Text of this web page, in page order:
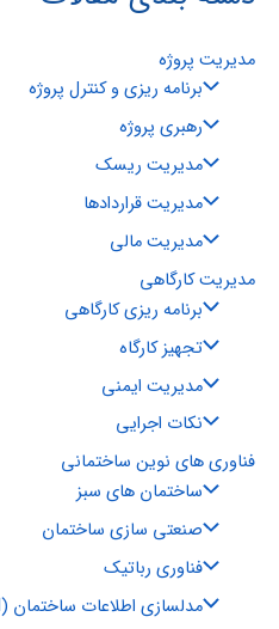
مدیریت پروژه
برنامه ریزی و کنترل پروژه
رهبری پروژه
مدیریت ریسک
مدیریت قراردادها
مدیریت مالی
مدیریت کارگاهی
برنامه ریزی کارگاهی
تجهیز کارگاه
مدیریت ایمنی
نکات اجرایی
فناوری های نوین ساختمانی
ساختمان های سبز
صنعتی سازی ساختمان
فناوری رباتیک
مدلسازی اطلاعات ساختمان (BIM)